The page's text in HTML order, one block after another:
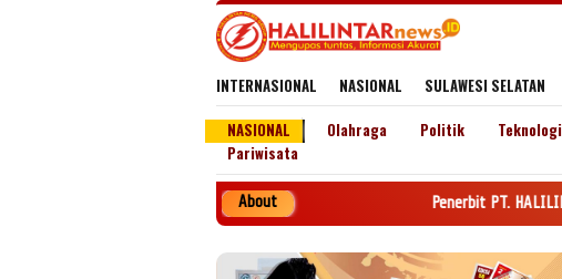
INTERNASIONAL NASIONAL SULAWESI SELATAN
NASIONAL
Olahraga Politik Teknologi
Pariwisata
About Penerbit PT. HALILINTAR NEWS